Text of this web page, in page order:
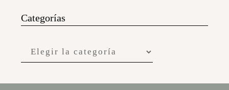
Categorías